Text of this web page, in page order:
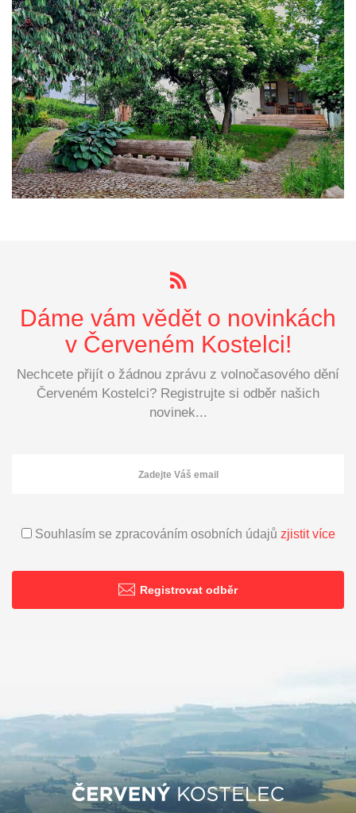
Dáme vám vědět o novinkách
v Červeném Kostelci!
Nechcete přijít o žádnou zprávu z volnočasového dění
Červeném Kostelci? Registrujte si odběr našich
novinek...
Souhlasím se zpracováním osobních údajů zjistit více
Registrovat odběr